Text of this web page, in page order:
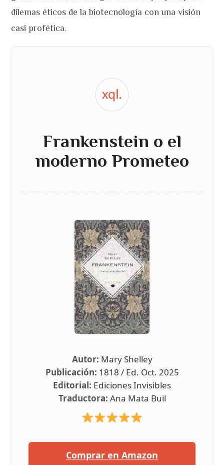
dilemas éticos de la biotecnología con una visión
casi profética.
Frankenstein o el
moderno Prometeo
Autor: Mary Shelley
Publicación: 1818 / Ed. Oct. 2025
Editorial: Ediciones Invisibles
Traductora: Ana Mata Buil
Comprar en Amazon